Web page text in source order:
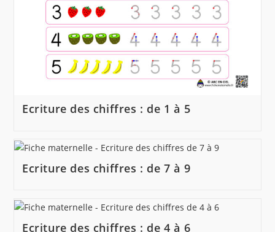
Ecriture des chiffres : de 1 à 5
Ecriture des chiffres : de 7 à 9
Ecriture des chiffres : de 4 à 6